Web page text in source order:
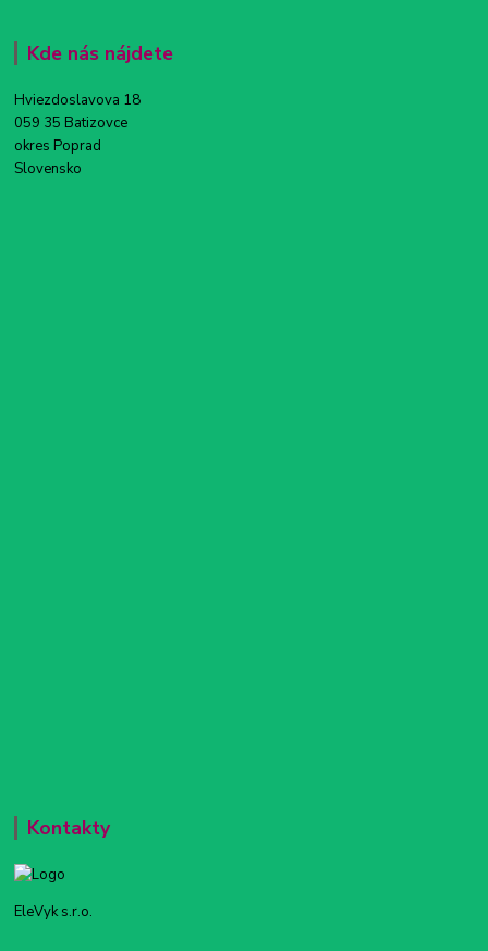
Kde nás nájdete
Hviezdoslavova 18
059 35 Batizovce
okres Poprad
Slovensko
Kontakty
EleVyk s.r.o.